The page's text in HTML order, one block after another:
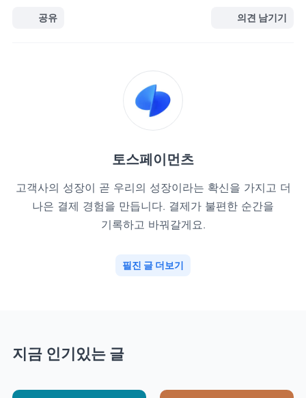
공유 의견 남기기
토스페이먼츠
고객사의 성장이 곧 우리의 성장이라는 확신을 가지고 더
나은 결제 경험을 만듭니다. 결제가 불편한 순간을
기록하고 바꿔갈게요.
필진 글 더보기
지금 인기있는 글